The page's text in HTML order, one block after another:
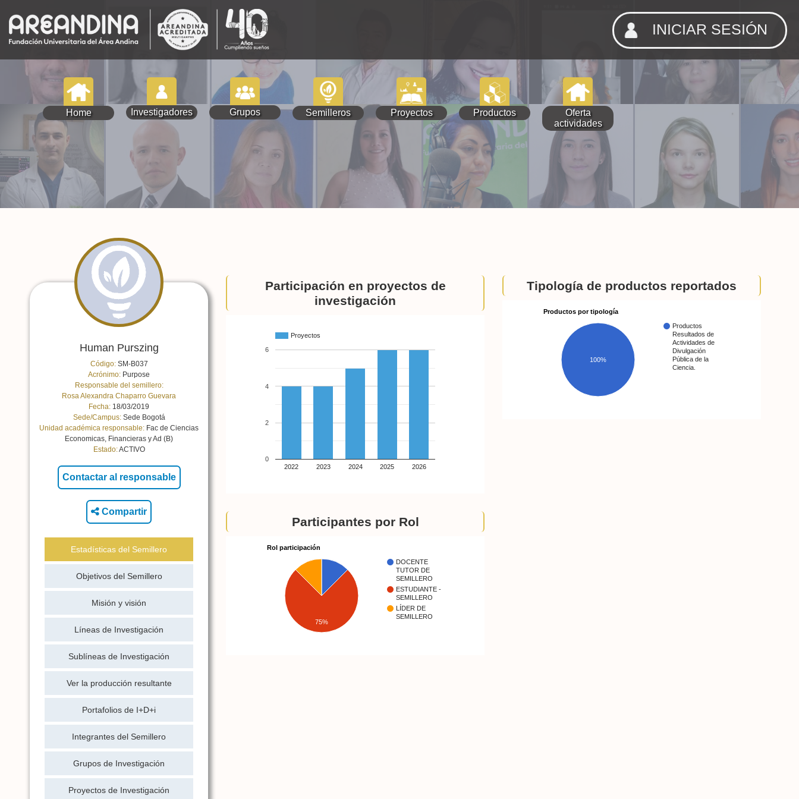
Home Investigadores Grupos Semilleros Proyectos Productos
Oferta
actividades
INICIAR SESIÓN
Human Purszing
Código:SM-B037
Acrónimo: Purpose
Responsable del semillero:
Rosa Alexandra Chaparro Guevara
Fecha: 18/03/2019
Sede/Campus:Sede Bogotá
Unidad académica responsable: Fac de Ciencias
Economicas, Financieras y Ad (B)
Estado:ACTIVO
Compartir
Estadísticas del Semillero
Objetivos del Semillero
Misión y visión
Líneas de Investigación
Sublíneas de Investigación
Ver la producción resultante
Portafolios de I+D+i
Integrantes del Semillero
Grupos de Investigación
Proyectos de Investigación
Participación en proyectos de
investigación
Proyectos
2022 2023 2024 2025 2026
0
2
4
6
Tipología de productos reportados
Productos por tipología
Productos
Resultados de
Actividades de
Divulgación
Pública de la
Ciencia.
100%
Participantes por Rol
Rol participación
DOCENTE
TUTOR DE
SEMILLERO
ESTUDIANTE -
SEMILLERO
LÍDER DE
SEMILLERO
75%